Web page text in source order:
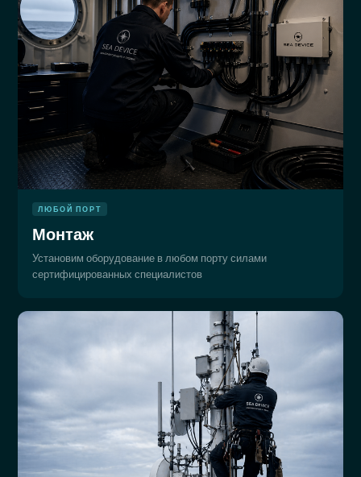
ЛЮБОЙ ПОРТ
Монтаж
Установим оборудование в любом порту силами
сертифицированных специалистов